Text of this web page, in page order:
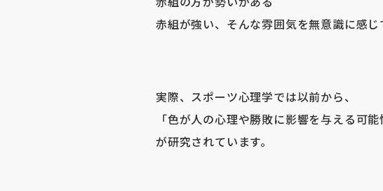
赤組が強い、そんな雰囲気を無意識に感じ
実際、スポーツ心理学では以前から、
「色が人の心理や勝敗に影響を与える可能
が研究されています。